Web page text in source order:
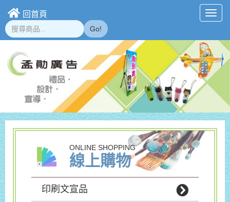
回首頁
Go!
ONLINE SHOPPING
線上購物
印刷文宣品